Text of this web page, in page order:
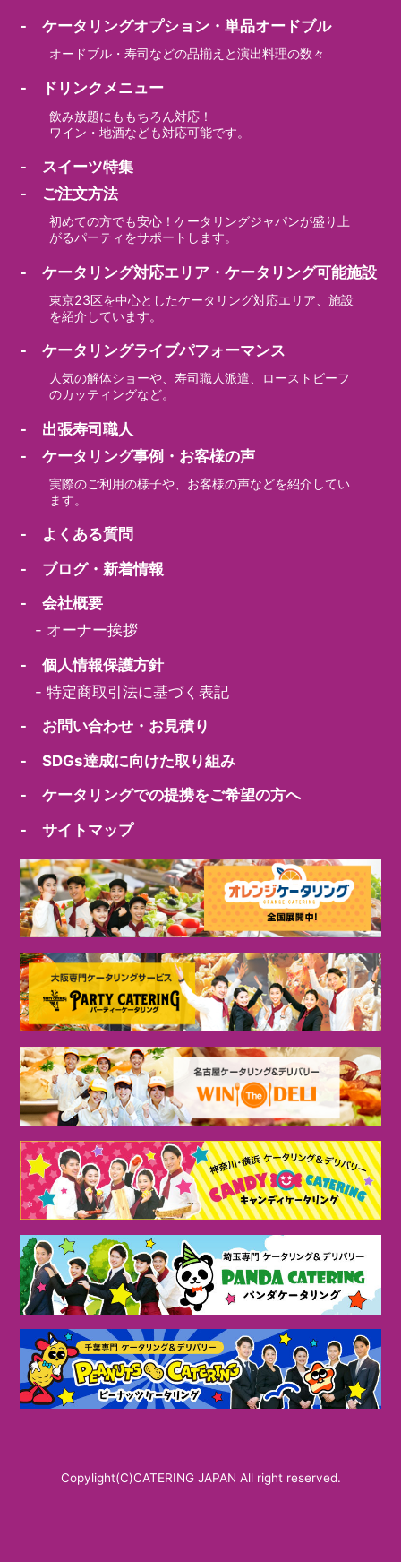
- ケータリングオプション・単品オードブル
オードブル・寿司などの品揃えと演出料理の数々
- ドリンクメニュー
飲み放題にももちろん対応！
ワイン・地酒なども対応可能です。
- スイーツ特集
- ご注文方法
初めての方でも安心！ケータリングジャパンが盛り上
がるパーティをサポートします。
- ケータリング対応エリア・ケータリング可能施設
東京23区を中心としたケータリング対応エリア、施設
を紹介しています。
- ケータリングライブパフォーマンス
人気の解体ショーや、寿司職人派遣、ローストビーフ
のカッティングなど。
- 出張寿司職人
- ケータリング事例・お客様の声
実際のご利用の様子や、お客様の声などを紹介してい
ます。
- よくある質問
- ブログ・新着情報
- 会社概要
- オーナー挨拶
- 個人情報保護方針
-特定商取引法に基づく表記
- お問い合わせ・お見積り
- SDGs達成に向けた取り組み
- ケータリングでの提携をご希望の方へ
- サイトマップ
Copylight(C)CATERING JAPAN All right reserved.